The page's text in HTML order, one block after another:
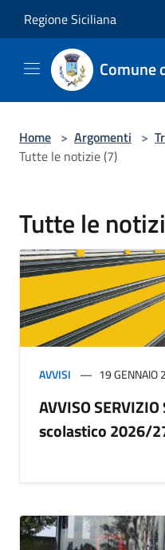
Regione Siciliana
Comune
Home > Argomenti >
Tutte le notizie (7)
Tutte le
AVVISI 19 GENNAIO
AVVISO
scolastico 2026/